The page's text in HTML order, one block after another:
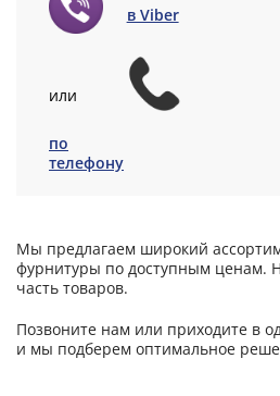
в Viber
или
по
телефону
Мы предлагаем широкий
фурнитуры по доступным ценам.
часть товаров.
Позвоните нам или приходите в
и мы подберем оптимальное